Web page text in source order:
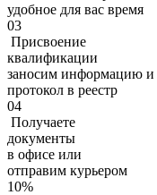
удобное для вас время
03
Присвоение
квалификации
заносим информацию и
протокол в реестр
04
Получаете
документы
в офисе или
отправим курьером
10%